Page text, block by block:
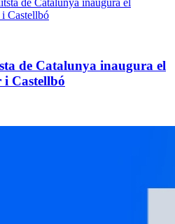
de Catalunya inaugura el
i Castellbó